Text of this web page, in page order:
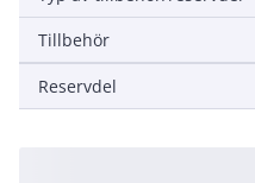
Tillbehör
Reservdel